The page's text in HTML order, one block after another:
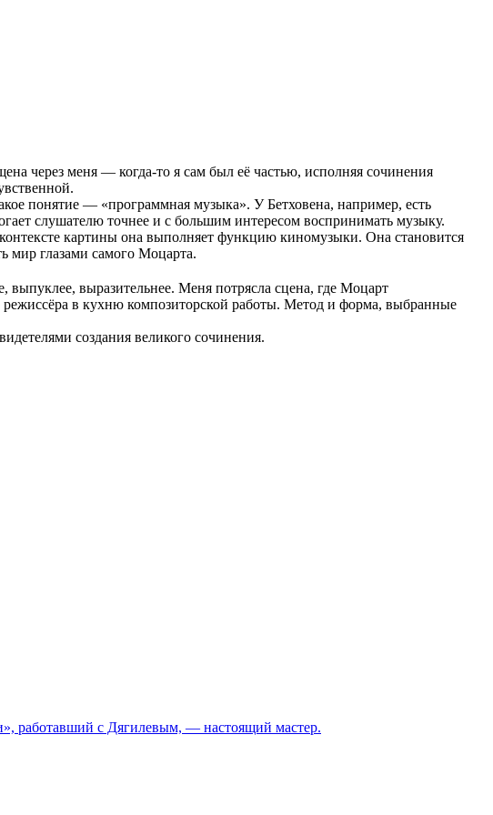
через меня — когда-то я сам был её частью, исполняя сочинения
понятие — «программная музыка». У Бетховена, например, есть
слушателю точнее и с большим интересом воспринимать музыку.
картины она выполняет функцию киномузыки. Она становится
мир глазами самого Моцарта.
выразительнее. Меня потрясла сцена, где Моцарт
режиссёра в кухню композиторской работы. Метод и форма, выбранные
создания великого сочинения.
работавший с Дягилевым, — настоящий мастер.